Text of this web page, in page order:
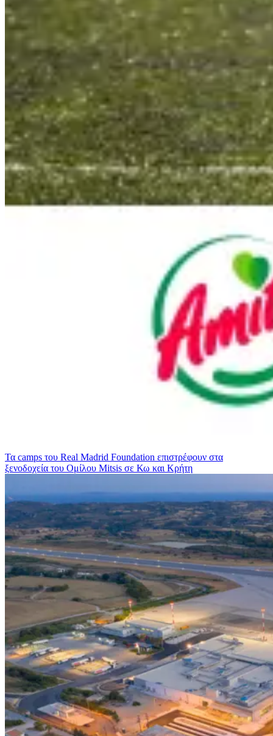
Τα camps του Real Madrid Foundation επιστρέφουν στα
ξενοδοχεία του Ομίλου Mitsis σε Κω και Κρήτη